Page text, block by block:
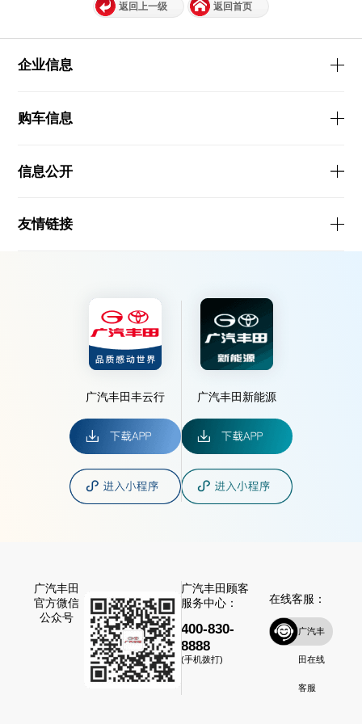
返回上一级 返回首页
企业信息
购车信息
信息公开
友情链接
广汽丰田丰云行 广汽丰田新能源
广汽丰田
官方微信
公众号
广汽丰田顾客
服务中心：
400-830-
8888
(手机拨打)
在线客服：
广汽丰
田在线
客服